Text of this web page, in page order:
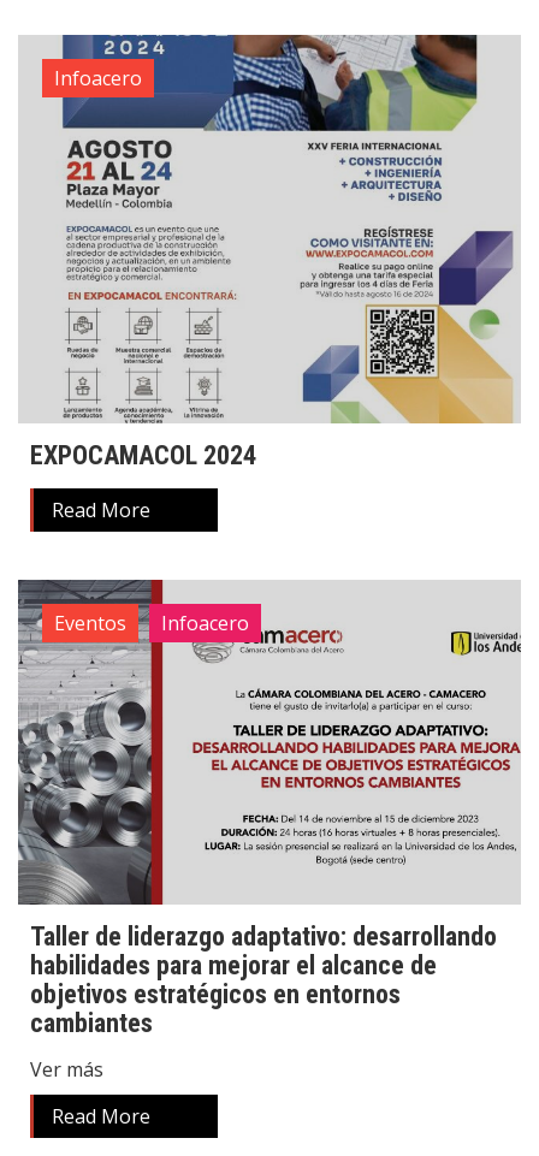
Infoacero
EXPOCAMACOL 2024
Read More
Eventos Infoacero
Taller de liderazgo adaptativo: desarrollando
habilidades para mejorar el alcance de
objetivos estratégicos en entornos
cambiantes
Ver más
Read More